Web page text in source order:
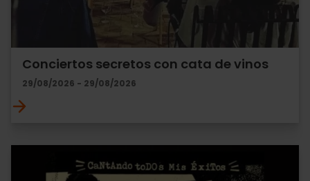
Conciertos secretos con cata de vinos
29/08/2026 - 29/08/2026